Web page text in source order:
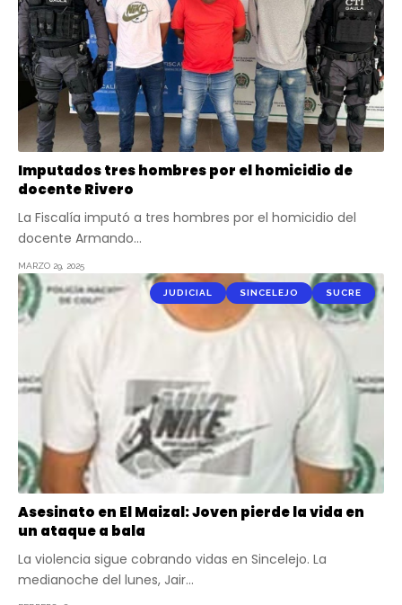
Imputados tres hombres por el homicidio de
docente Rivero
La Fiscalía imputó a tres hombres por el homicidio del
docente Armando…
MARZO 29, 2025
JUDICIAL SINCELEJO SUCRE
Asesinato en El Maizal: Joven pierde la vida en
un ataque a bala
La violencia sigue cobrando vidas en Sincelejo. La
medianoche del lunes, Jair…